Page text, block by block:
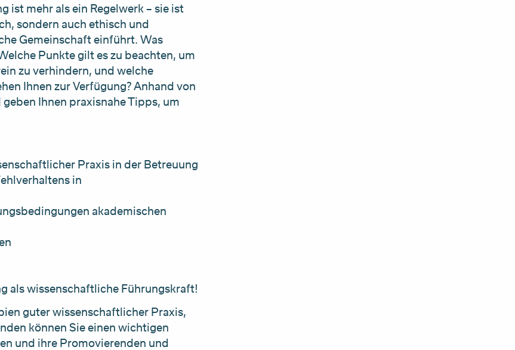
ist mehr als ein Regelwerk – sie ist
sondern auch ethisch und
Gemeinschaft einführt. Was
Punkte gilt es zu beachten, um
zu verhindern, und welche
Ihnen zur Verfügung? Anhand von
Ihnen praxisnahe Tipps, um
Praxis in der Betreuung
in
akademischen
als wissenschaftliche Führungskraft!
guter wissenschaftlicher Praxis,
können Sie einen wichtigen
und ihre Promovierenden und